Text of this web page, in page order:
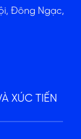
Đông Ngạc,
XÚC TIẾN